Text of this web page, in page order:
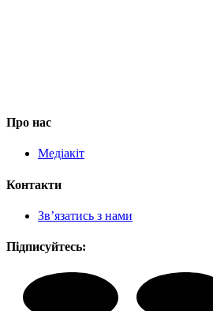
Про нас
Медіакіт
Контакти
Зв’язатись з нами
Підписуйтесь: